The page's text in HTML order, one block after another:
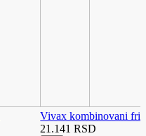
Vivax kombinovani
21.141 RSD